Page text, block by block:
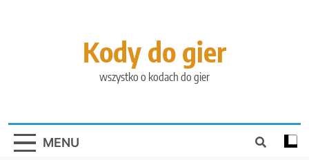
Kody do gier
wszystko o kodach do gier
MENU